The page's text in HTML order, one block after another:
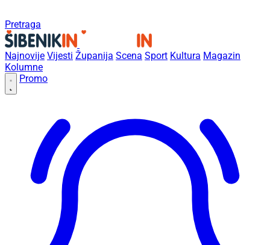
Pretraga
Najnovije Vijesti Županija Scena Sport Kultura Magazin
Kolumne
Promo